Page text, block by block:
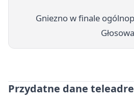
Gniezno w finale
Przydatne dane